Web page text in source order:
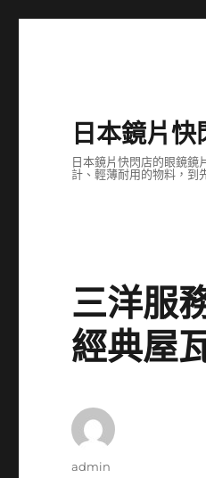
日本鏡片快
日本鏡片快閃店的眼鏡鏡
計、輕薄耐用的物料，到
三洋服
經典屋
作
admin